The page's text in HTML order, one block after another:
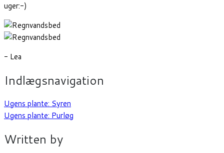
uger:-)
- Lea
Indlægsnavigation
Ugens plante: Syren
Ugens plante: Purløg
Written by